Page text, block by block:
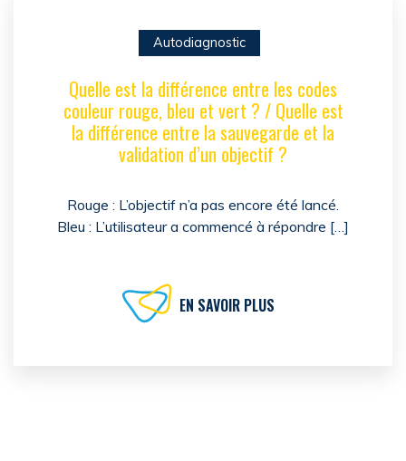
Autodiagnostic
Quelle est la différence entre les codes
couleur rouge, bleu et vert ? / Quelle est
la différence entre la sauvegarde et la
validation d’un objectif ?
Rouge : L’objectif n’a pas encore été lancé.
Bleu : L’utilisateur a commencé à répondre […]
EN SAVOIR PLUS